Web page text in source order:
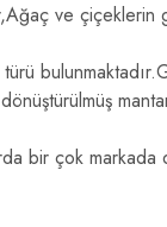
ve çiçeklerin
bir çok markada